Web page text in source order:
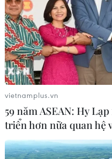
vietnamplus.vn
59 năm ASEAN: Hy
triển hơn nữa quan hệ